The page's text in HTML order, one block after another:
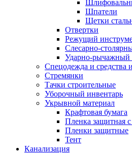
Шпатели
Щетки
Отвертки
Режущий
Слесарно-
Ударно-рычажный
Спецодежда и средства
Стремянки
Тачки строительные
Уборочный инвентарь
Укрывной материал
Крафтовая бумага
Пленка защитная
Пленки защитные
Тент
Канализация